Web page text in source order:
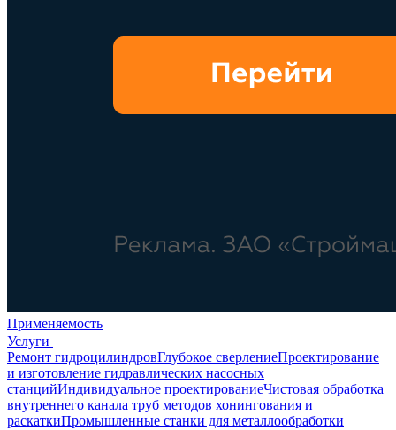
Применяемость
Услуги
Ремонт гидроцилиндровГлубокое сверлениеПроектирование
и изготовление гидравлических насосных
станцийИндивидуальное проектированиеЧистовая обработка
внутреннего канала труб методов хонингования и
раскаткиПромышленные станки для металлообработки